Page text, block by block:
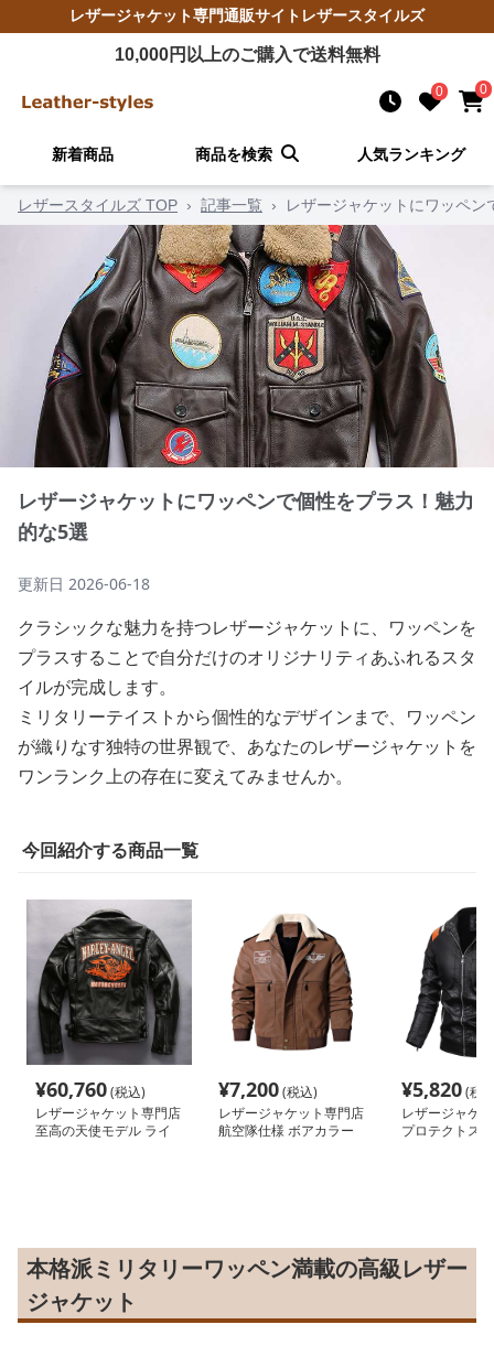
レザージャケット専門通販サイト レザースタイルズ
10,000円以上のご購入で送料無料
0 0
新着商品 商品を検索 人気ランキング
レザースタイルズ TOP › 記事一覧 › レザージャケットにワッペ
レザージャケットにワッペンで個性をプラス！魅力
的な5選
更新日 2026-06-18
クラシックな魅力を持つレザージャケットに、ワッペンを
プラスすることで自分だけのオリジナリティあふれるスタ
イルが完成します。
ミリタリーテイストから個性的なデザインまで、ワッペン
が織りなす独特の世界観で、あなたのレザージャケットを
ワンランク上の存在に変えてみませんか。
今回紹介する商品一覧
¥60,760(税込)
レザージャケット専門店
至高の天使モデル ライ
¥7,200(税込)
レザージャケット専門店
航空隊仕様 ボアカラー
¥5,820(税
レザージャケ
プロテクトス
本格派ミリタリーワッペン満載の高級レザー
ジャケット